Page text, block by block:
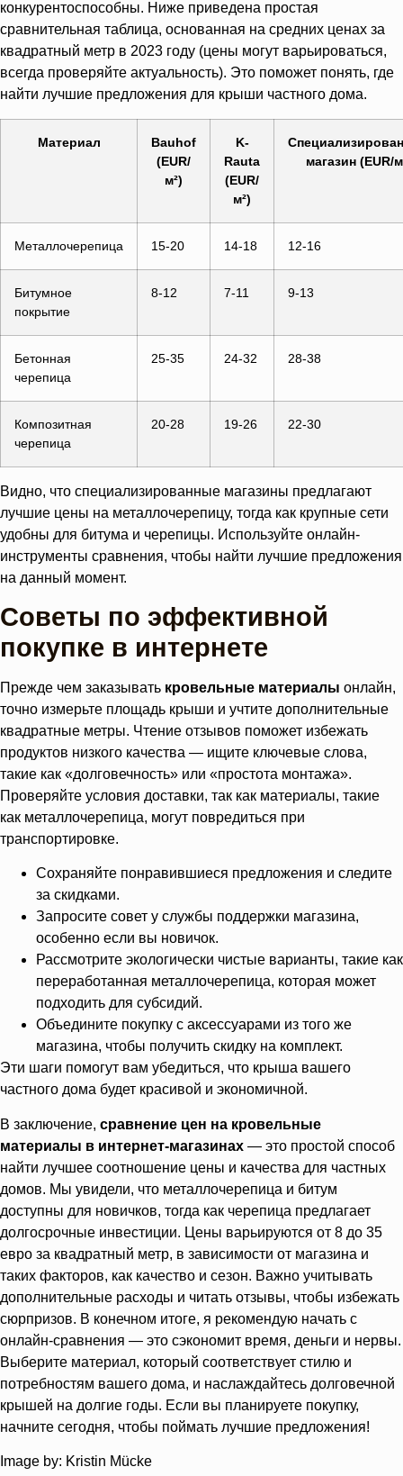
конкурентоспособны. Ниже приведена простая
сравнительная таблица, основанная на средних ценах за
квадратный метр в 2023 году (цены могут варьироваться,
всегда проверяйте актуальность). Это поможет понять, где
найти лучшие предложения для крыши частного дома.
Материал
Bauhof
(EUR/
м²)
K-
Rauta
(EUR/
м²)
магазин (EUR/
Металлочерепица 15-20 14-18 12-16
Битумное
покрытие
8-12 7-11 9-13
Бетонная
черепица
25-35 24-32 28-38
Композитная
черепица
20-28 19-26 22-30
Видно, что специализированные магазины предлагают
лучшие цены на металлочерепицу, тогда как крупные сети
удобны для битума и черепицы. Используйте онлайн-
инструменты сравнения, чтобы найти лучшие предложения
на данный момент.
Советы по эффективной
покупке в интернете
Прежде чем заказывать кровельные материалы онлайн,
точно измерьте площадь крыши и учтите дополнительные
квадратные метры. Чтение отзывов поможет избежать
продуктов низкого качества — ищите ключевые слова,
такие как «долговечность» или «простота монтажа».
Проверяйте условия доставки, так как материалы, такие
как металлочерепица, могут повредиться при
транспортировке.
Сохраняйте понравившиеся предложения и следите
за скидками.
Запросите совет у службы поддержки магазина,
особенно если вы новичок.
Рассмотрите экологически чистые варианты, такие как
переработанная металлочерепица, которая может
подходить для субсидий.
Объедините покупку с аксессуарами из того же
магазина, чтобы получить скидку на комплект.
Эти шаги помогут вам убедиться, что крыша вашего
частного дома будет красивой и экономичной.
В заключение, сравнение цен на кровельные
материалы в интернет-магазинах — это простой способ
найти лучшее соотношение цены и качества для частных
домов. Мы увидели, что металлочерепица и битум
доступны для новичков, тогда как черепица предлагает
долгосрочные инвестиции. Цены варьируются от 8 до 35
евро за квадратный метр, в зависимости от магазина и
таких факторов, как качество и сезон. Важно учитывать
дополнительные расходы и читать отзывы, чтобы избежать
сюрпризов. В конечном итоге, я рекомендую начать с
онлайн-сравнения — это сэкономит время, деньги и нервы.
Выберите материал, который соответствует стилю и
потребностям вашего дома, и наслаждайтесь долговечной
крышей на долгие годы. Если вы планируете покупку,
начните сегодня, чтобы поймать лучшие предложения!
Image by: Kristin Mücke